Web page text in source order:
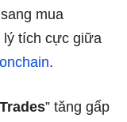
mua
lý tích cực giữa
.
” tăng gấp